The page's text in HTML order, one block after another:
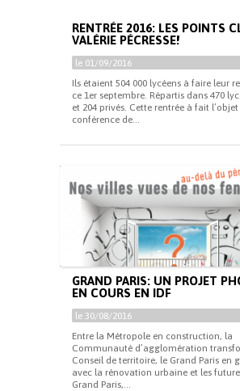
RENTRÉE 2016: LES POINTS
VALÉRIE PÉCRESSE!
le 01/09/2016
Ils étaient 504 000 lycéens à faire leur
ce 1er septembre. Répartis dans 470
et 204 privés. Cette rentrée à fait l’objet
conférence de...
GRAND PARIS: UN PROJET
EN COURS EN IDF
le 30/08/2016
Entre la Métropole en construction, la
Communauté d’agglomération
Conseil de territoire, le Grand Paris en
avec la rénovation urbaine et les
Grand Paris,...